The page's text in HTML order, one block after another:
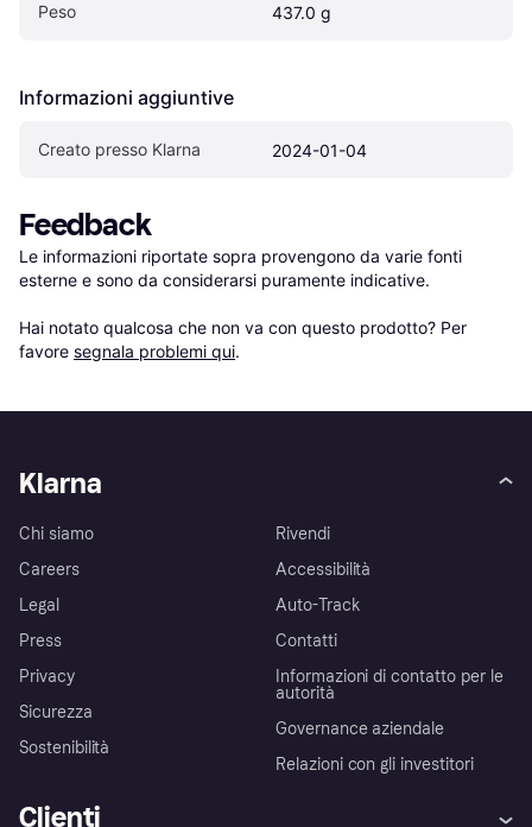
Peso 437.0 g
Informazioni aggiuntive
Creato presso Klarna 2024-01-04
Feedback
Le informazioni riportate sopra provengono da varie fonti
esterne e sono da considerarsi puramente indicative.
Hai notato qualcosa che non va con questo prodotto? Per
favore segnala problemi qui.
Klarna
Chi siamo
Careers
Legal
Press
Privacy
Sicurezza
Sostenibilità
Rivendi
Accessibilità
Auto-Track
Contatti
Informazioni di contatto per le
autorità
Governance aziendale
Relazioni con gli investitori
Clienti